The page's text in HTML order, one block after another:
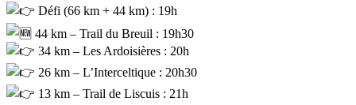
Défi (66 km + 44 km) : 19h
44 km – Trail du Breuil : 19h30
34 km – Les Ardoisières : 20h
26 km – L’Interceltique : 20h30
13 km – Trail de Liscuis : 21h